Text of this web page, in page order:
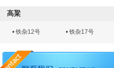
高粱
• 铁杂12号 • 铁杂17号